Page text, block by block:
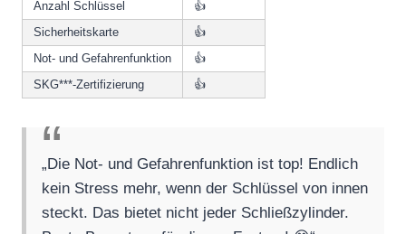
Anzahl Schlüssel
👍
Sicherheitskarte
👍
Not- und Gefahrenfunktion
👍
SKG***-Zertifizierung
👍
„Die Not- und Gefahrenfunktion ist top! Endlich
kein Stress mehr, wenn der Schlüssel von innen
steckt. Das bietet nicht jeder Schließzylinder.